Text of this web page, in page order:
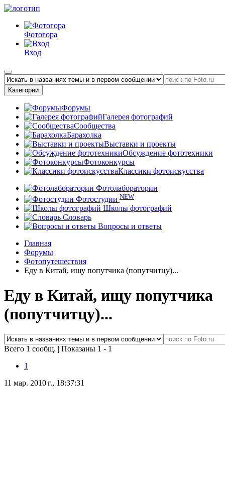
Фотогора
Вход
Категории
Форумы
Галерея фотографий
Сообщества
Барахолка
Выставки и проекты
Обсуждение фототехники
Фотоконкурсы
Классики фотоискусства
Фотолаборатории
Фотостудии NEW
Школы фотографий
Словарь
Вопросы и ответы
Главная
Форумы
Фотопутешествия
Еду в Китай, ищу попутчика (попутчитцу)...
Еду в Китай, ищу попутчика
(попутчитцу)...
Всего 1 сообщ. | Показаны 1 - 1
1
11 мар. 2010 г., 18:37:31